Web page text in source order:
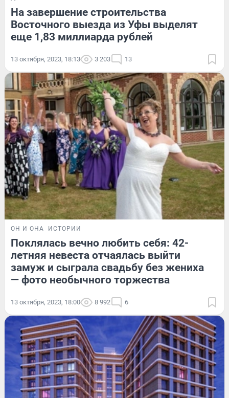
На завершение строительства
Восточного выезда из Уфы выделят
еще 1,83 миллиарда рублей
13 октября, 2023, 18:13 3 203 13
ОН И ОНА ИСТОРИИ
Поклялась вечно любить себя: 42-
летняя невеста отчаялась выйти
замуж и сыграла свадьбу без жениха
— фото необычного торжества
13 октября, 2023, 18:00 8 992 6